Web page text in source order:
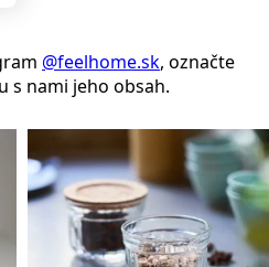
@feelhome.sk, označte
s nami jeho obsah.